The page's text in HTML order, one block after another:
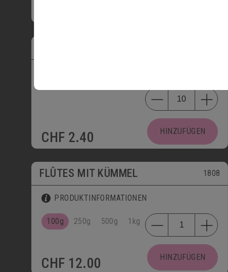
CHF 2.40 HINZUFÜGEN
FLÛTES MIT KÜMMEL 1808
PRODUKTINFORMATIONEN
100g 250g 500g 1kg
CHF 12.00 HINZUFÜGEN